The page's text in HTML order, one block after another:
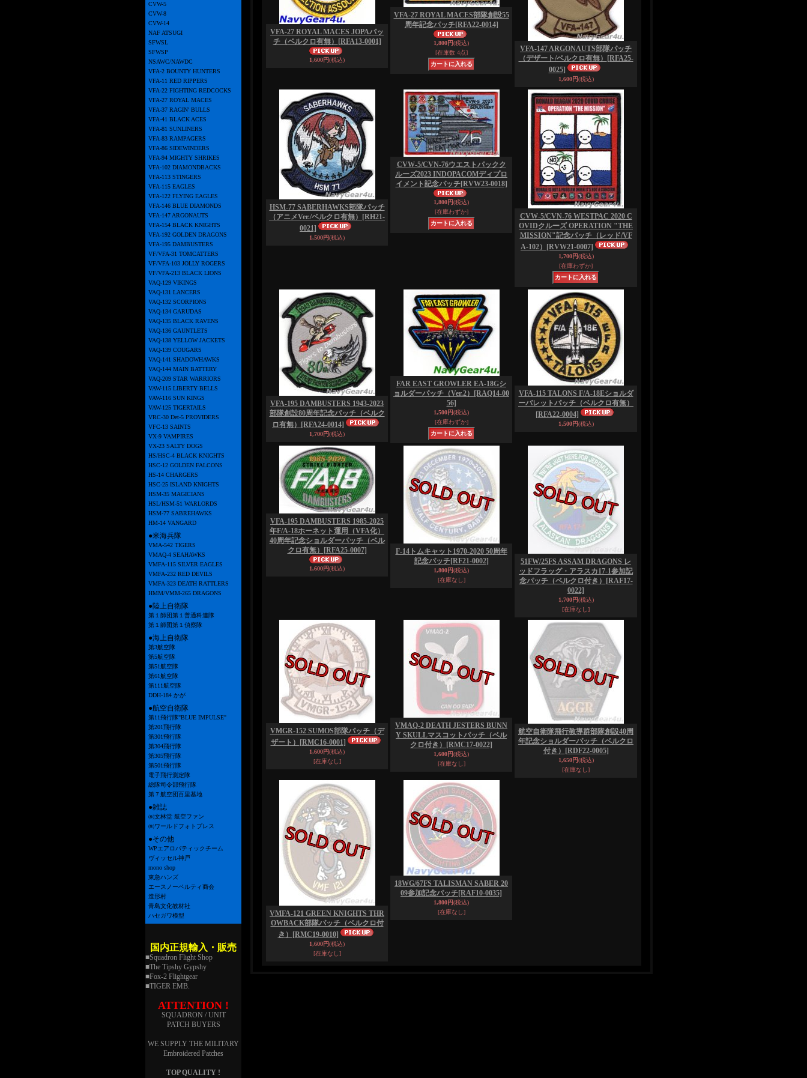
CVW-5
CVW-8
CVW-14
NAF ATSUGI
SFWSL
SFWSP
NSAWC/NAWDC
VFA-2 BOUNTY HUNTERS
VFA-11 RED RIPPERS
VFA-22 FIGHTING REDCOCKS
VFA-27 ROYAL MACES
VFA-37 RAGIN' BULLS
VFA-41 BLACK ACES
VFA-81 SUNLINERS
VFA-83 RAMPAGERS
VFA-86 SIDEWINDERS
VFA-94 MIGHTY SHRIKES
VFA-102 DIAMONDBACKS
VFA-113 STINGERS
VFA-115 EAGLES
VFA-122 FLYING EAGLES
VFA-146 BLUE DIAMONDS
VFA-147 ARGONAUTS
VFA-154 BLACK KNIGHTS
VFA-192 GOLDEN DRAGONS
VFA-195 DAMBUSTERS
VF/VFA-31 TOMCATTERS
VF/VFA-103 JOLLY ROGERS
VF/VFA-213 BLACK LIONS
VAQ-129 VIKINGS
VAQ-131 LANCERS
VAQ-132 SCORPIONS
VAQ-134 GARUDAS
VAQ-135 BLACK RAVENS
VAQ-136 GAUNTLETS
VAQ-138 YELLOW JACKETS
VAQ-139 COUGARS
VAQ-141 SHADOWHAWKS
VAQ-144 MAIN BATTERY
VAQ-209 STAR WARRIORS
VAW-115 LIBERTY BELLS
VAW-116 SUN KINGS
VAW-125 TIGERTAILS
VRC-30 Det-5 PROVIDERS
VFC-13 SAINTS
VX-9 VAMPIRES
VX-23 SALTY DOGS
HS/HSC-4 BLACK KNIGHTS
HSC-12 GOLDEN FALCONS
HS-14 CHARGERS
HSC-25 ISLAND KNIGHTS
HSM-35 MAGICIANS
HSL/HSM-51 WARLORDS
HSM-77 SABREHAWKS
HM-14 VANGARD
●米海兵隊
VMA-542 TIGERS
VMAQ-4 SEAHAWKS
VMFA-115 SILVER EAGLES
VMFA-232 RED DEVILS
VMFA-323 DEATH RATTLERS
HMM/VMM-265 DRAGONS
●陸上自衛隊
第１師団第１普通科連隊
第１師団第１偵察隊
●海上自衛隊
第3航空隊
第5航空隊
第51航空隊
第61航空隊
第111航空隊
DDH-184 かが
●航空自衛隊
第11飛行隊"BLUE IMPULSE"
第201飛行隊
第301飛行隊
第304飛行隊
第305飛行隊
第501飛行隊
電子飛行測定隊
総隊司令部飛行隊
第７航空団百里基地
●雑誌
㈱文林堂 航空ファン
㈱ワールドフォトプレス
●その他
WPエアロバティックチーム
ヴィッセル神戸
mono shop
東急ハンズ
エースノーベルティ商会
造形村
青島文化教材社
ハセガワ模型
国内正規輸入・販売
■Squadron Flight Shop
■The Tipshy Gypshy
■Fox-2 Flightgear
■TIGER EMB.
ATTENTION !
SQUADRON / UNIT
PATCH BUYERS
WE SUPPLY THE MILITARY
Embroidered Patches
TOP QUALITY !
VFA-27 ROYAL MACES JOPAパッ
チ（ベルクロ有無）
[RFA13-0001]
1,600円(税込)
VFA-27 ROYAL MACES部隊創設55
周年記念パッチ[RFA22-0014]
1,800円(税込)
[在庫数 4点]
VFA-147 ARGONAUTS部隊パッチ
（デザート/ベルクロ有無）
[RFA25-
0025]
1,600円(税込)
HSM-77 SABERHAWKS部隊パッチ
（アニメVer./ベルクロ有無）
[RH21-
0021]
1,500円(税込)
CVW-5/CVN-76ウエストパックク
ルーズ2023 INDOPACOMディプロ
イメント記念パッチ[RVW23-0018]
1,800円(税込)
[在庫わずか]
CVW-5/CVN-76 WESTPAC 2020 C
OVIDクルーズ OPERATION "THE
MISSION"記念パッチ（レッド/VF
A-102）
[RVW21-0007]
1,700円(税込)
[在庫わずか]
VFA-195 DAMBUSTERS 1943-2023
部隊創設80周年記念パッチ（ベルク
ロ有無）
[RFA24-0014]
1,700円(税込)
FAR EAST GROWLER EA-18Gシ
ョルダーパッチ（Ver.2）
[RAQ14-00
56]
1,500円(税込)
[在庫わずか]
VFA-115 TALONS F/A-18Eショルダ
ーバレットパッチ（ベルクロ有無）
[RFA22-0004]
1,500円(税込)
VFA-195 DAMBUSTERS 1985-2025
年F/A-18ホーネット運用（VFA化）
40周年記念ショルダーパッチ（ベル
クロ有無）
[RFA25-0007]
1,600円(税込)
F-14トムキャット1970-2020 50周年
記念パッチ[RF21-0002]
1,800円(税込)
[在庫なし]
51FW/25FS ASSAM DRAGONS レ
ッドフラッグ・アラスカ17-1参加記
念パッチ（ベルクロ付き）
[RAF17-
0022]
1,700円(税込)
[在庫なし]
VMGR-152 SUMOS部隊パッチ（デ
ザート）
[RMC16-0001]
1,600円(税込)
[在庫なし]
VMAQ-2 DEATH JESTERS BUNN
Y SKULLマスコットパッチ（ベル
クロ付き）
[RMC17-0022]
1,600円(税込)
[在庫なし]
航空自衛隊飛行教導群部隊創設40周
年記念ショルダーパッチ（ベルクロ
付き）
[RDF22-0005]
1,650円(税込)
[在庫なし]
VMFA-121 GREEN KNIGHTS THR
OWBACK部隊パッチ（ベルクロ付
き）
[RMC19-0010]
1,600円(税込)
[在庫なし]
18WG/67FS TALISMAN SABER 20
09参加記念パッチ[RAF10-0035]
1,800円(税込)
[在庫なし]